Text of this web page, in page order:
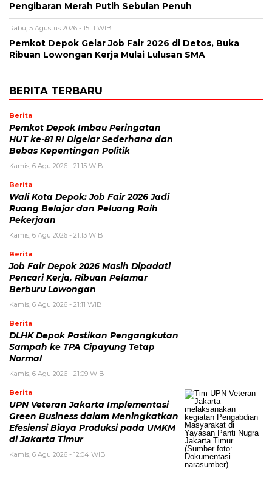
Pengibaran Merah Putih Sebulan Penuh
Rabu, 5 Agustus 2026 - 15:11 WIB
Pemkot Depok Gelar Job Fair 2026 di Detos, Buka
Ribuan Lowongan Kerja Mulai Lulusan SMA
BERITA TERBARU
Berita
Pemkot Depok Imbau Peringatan
HUT ke-81 RI Digelar Sederhana dan
Bebas Kepentingan Politik
Kamis, 6 Agu 2026 - 21:15 WIB
Berita
Wali Kota Depok: Job Fair 2026 Jadi
Ruang Belajar dan Peluang Raih
Pekerjaan
Kamis, 6 Agu 2026 - 21:13 WIB
Berita
Job Fair Depok 2026 Masih Dipadati
Pencari Kerja, Ribuan Pelamar
Berburu Lowongan
Kamis, 6 Agu 2026 - 21:11 WIB
Berita
DLHK Depok Pastikan Pengangkutan
Sampah ke TPA Cipayung Tetap
Normal
Kamis, 6 Agu 2026 - 21:09 WIB
Berita
UPN Veteran Jakarta Implementasi
Green Business dalam Meningkatkan
Efesiensi Biaya Produksi pada UMKM
di Jakarta Timur
Kamis, 6 Agu 2026 - 12:04 WIB